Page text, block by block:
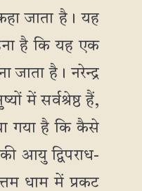
जाता है। यह
है कि यह एक
जाता है। नरेन्द्र
में सर्वश्रेष्ठ हैं,
गया है कि कैसे
आयु द्विपराध-
धाम में प्रकट